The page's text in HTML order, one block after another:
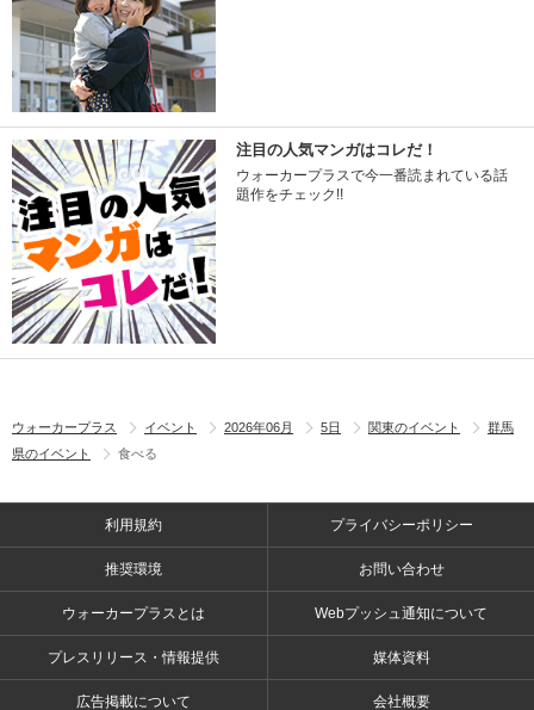
注目の人気マンガはコレだ！
ウォーカープラスで今一番読まれている話
題作をチェック!!
ウォーカープラス イベント 2026年06月 5日 関東のイベント
群馬
県のイベント
食べる
利用規約 プライバシーポリシー
推奨環境 お問い合わせ
ウォーカープラスとは Webプッシュ通知について
プレスリリース・情報提供 媒体資料
広告掲載について 会社概要